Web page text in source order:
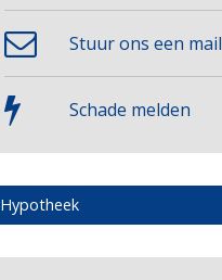
Stuur ons een mail
Schade melden
Hypotheek